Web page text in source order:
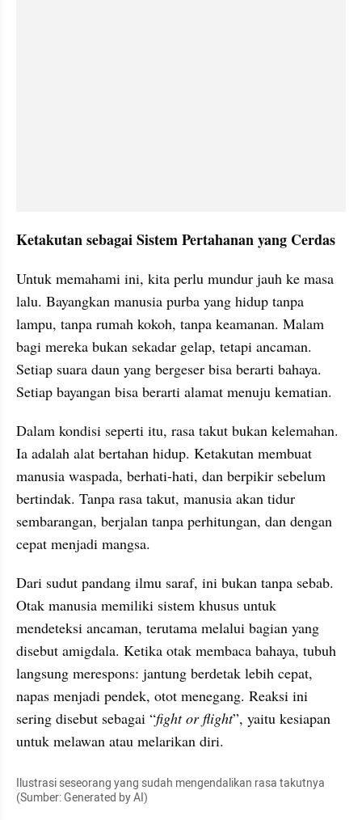
Ketakutan sebagai Sistem Pertahanan yang Cerdas
Untuk memahami ini, kita perlu mundur jauh ke masa
lalu. Bayangkan manusia purba yang hidup tanpa
lampu, tanpa rumah kokoh, tanpa keamanan. Malam
bagi mereka bukan sekadar gelap, tetapi ancaman.
Setiap suara daun yang bergeser bisa berarti bahaya.
Setiap bayangan bisa berarti alamat menuju kematian.
Dalam kondisi seperti itu, rasa takut bukan kelemahan.
Ia adalah alat bertahan hidup. Ketakutan membuat
manusia waspada, berhati-hati, dan berpikir sebelum
bertindak. Tanpa rasa takut, manusia akan tidur
sembarangan, berjalan tanpa perhitungan, dan dengan
cepat menjadi mangsa.
Dari sudut pandang ilmu saraf, ini bukan tanpa sebab.
Otak manusia memiliki sistem khusus untuk
mendeteksi ancaman, terutama melalui bagian yang
disebut amigdala. Ketika otak membaca bahaya, tubuh
langsung merespons: jantung berdetak lebih cepat,
napas menjadi pendek, otot menegang. Reaksi ini
sering disebut sebagai “fight or flight”, yaitu kesiapan
untuk melawan atau melarikan diri.
Ilustrasi seseorang yang sudah mengendalikan rasa takutnya
(Sumber: Generated by AI)